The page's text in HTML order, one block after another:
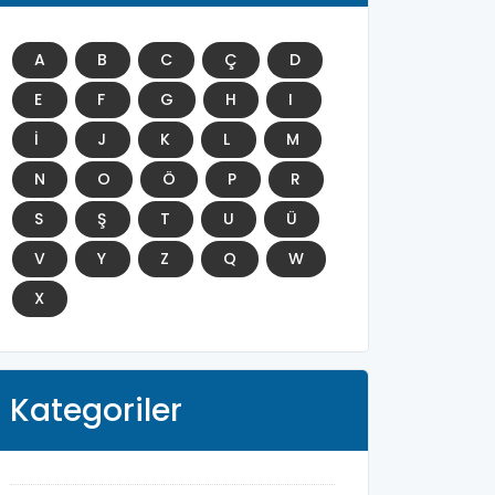
A B C Ç
D
E
F G H
I
İ
J K L
M
N
O Ö P
R
S
Ş T U
Ü
V
Y Z Q
W
X
Kategoriler